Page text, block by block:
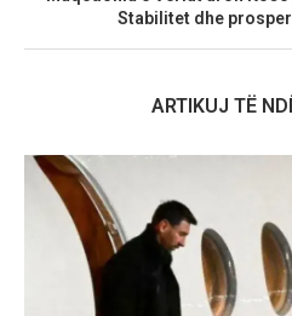
Stabilitet dhe
ARTIKUJ TË